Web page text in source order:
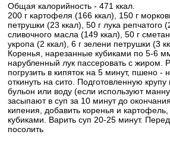
Общая калорийность - 471 ккал.
200 г картофеля (166 ккал), 150 г
петрушки (23 ккал), 50 г лука репчатого
сливочного масла (149 ккал), 50 г
укропа (2 ккал), 6 г зелени петрушки (3
Коренья, нарезанные кубиками по 5-6
нарубленный лук пассеровать с жиром.
погрузить в кипяток на 5 минут, пшено -
откинуть на сито. Подготовленную
бульон или воду (если используют
засыпают в суп за 10 минут до
кипения, добавить коренья и
кубиками. Варить суп 20-25 минут.
посолить